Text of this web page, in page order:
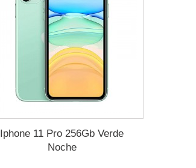
Iphone 11 Pro 256Gb Verde
Noche